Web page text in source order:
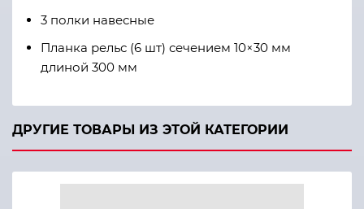
3 полки навесные
Планка рельс (6 шт) сечением 10×30 мм
длиной 300 мм
ДРУГИЕ ТОВАРЫ ИЗ ЭТОЙ КАТЕГОРИИ